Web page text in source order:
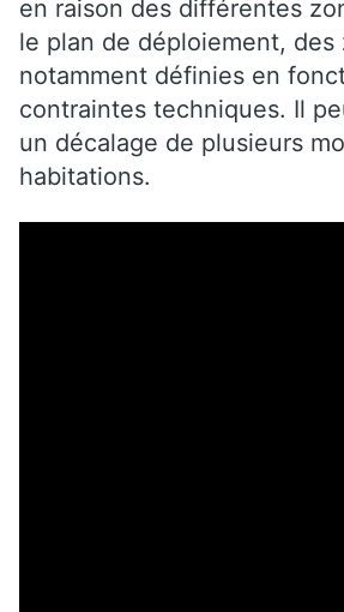
en raison des différentes
le plan de déploiement, des
notamment définies en
contraintes techniques. Il
un décalage de plusieurs
habitations.